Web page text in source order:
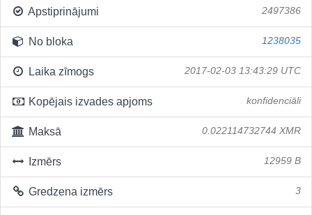
Apstiprinājumi 2497386
No bloka 1238035
Laika zīmogs 2017-02-03 13:43:29 UTC
Kopējais izvades apjoms konfidenciāli
Maksā 0.022114732744 XMR
Izmērs 12959 B
Gredzena izmērs 3